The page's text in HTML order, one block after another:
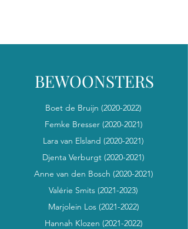
BEWOONSTERS
Boet de Bruijn (2020-2022)
Femke Bresser (2020-2021)
Lara van Elsland (2020-2021)
Djenta Verburgt (2020-2021)
Anne van den Bosch (2020-2021)
Valérie Smits (2021-2023)
Marjolein Los (2021-2022)
Hannah Klozen (2021-2022)